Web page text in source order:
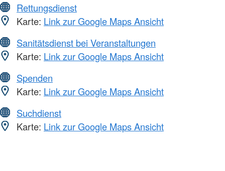
Rettungsdienst
Karte: Link zur Google Maps Ansicht
Sanitätsdienst bei Veranstaltungen
Karte: Link zur Google Maps Ansicht
Spenden
Karte: Link zur Google Maps Ansicht
Suchdienst
Karte: Link zur Google Maps Ansicht